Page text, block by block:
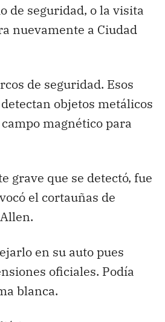
de seguridad, o la visita
nuevamente a Ciudad
de seguridad. Esos
objetos metálicos
magnético para
grave que se detectó, fue
el cortauñas de
en su auto pues
oficiales. Podía
blanca.